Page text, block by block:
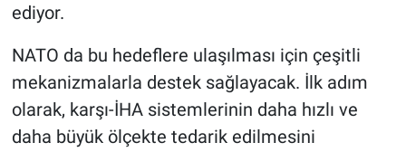
ediyor.
NATO da bu hedeflere ulaşılması için çeşitli
mekanizmalarla destek sağlayacak. İlk adım
olarak, karşı-İHA sistemlerinin daha hızlı ve
daha büyük ölçekte tedarik edilmesini